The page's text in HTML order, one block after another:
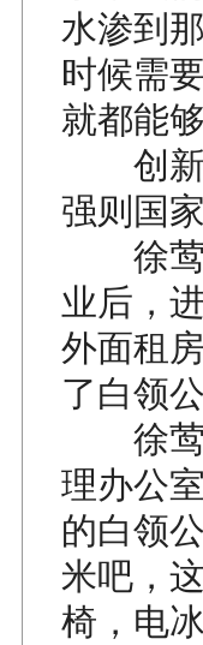
水渗到
时候需
就都能
创新
强则国
徐莺
业后，
外面租
了白领
徐莺
理办公
的白领
米吧，
椅，电